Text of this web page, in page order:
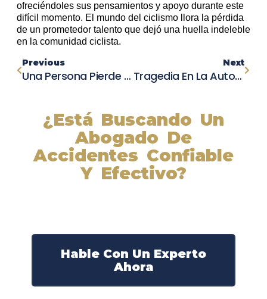
ofreciéndoles sus pensamientos y apoyo durante este
difícil momento. El mundo del ciclismo llora la pérdida
de un prometedor talento que dejó una huella indeleble
en la comunidad ciclista.
Previous
Una Persona Pierde La Vida En Colisión Entre Camión Y Automóvil Estacionado En West Lafayette
Next
Tragedia En La Autopista I-5: Un Fallecido Y Múltiples Heridos En Dos Choques Separados
¿Está Buscando Un
Abogado De
Accidentes Confiable
Y Efectivo?
Hable Con Un Experto
Ahora